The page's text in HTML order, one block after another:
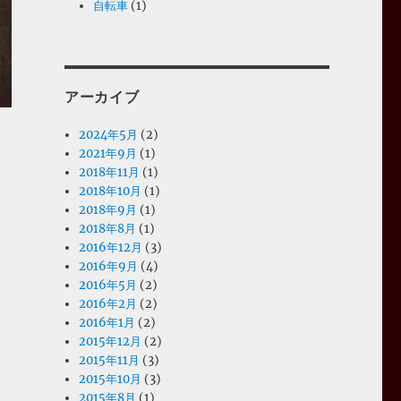
自転車 (1)
アーカイブ
2024年5月 (2)
2021年9月 (1)
2018年11月 (1)
2018年10月 (1)
2018年9月 (1)
2018年8月 (1)
2016年12月 (3)
2016年9月 (4)
2016年5月 (2)
2016年2月 (2)
2016年1月 (2)
2015年12月 (2)
2015年11月 (3)
2015年10月 (3)
2015年8月 (1)